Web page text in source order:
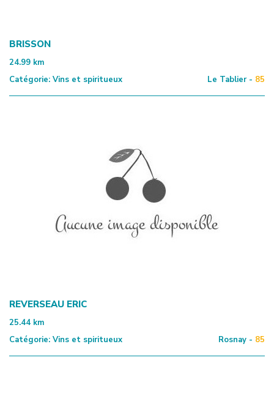
BRISSON
24.99 km
Catégorie: Vins et spiritueux Le Tablier - 85
REVERSEAU ERIC
25.44 km
Catégorie: Vins et spiritueux Rosnay - 85